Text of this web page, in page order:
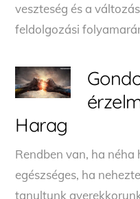
veszteség és a
feldolgozási
Harag
Rendben van, ha néha
egészséges, ha
tanultunk